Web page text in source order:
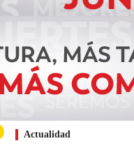
Actualidad